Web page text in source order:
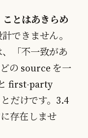
とはあきらめ
できません。
「不一致があ
の source を一
first-party
だけです。3.4
存在しませ